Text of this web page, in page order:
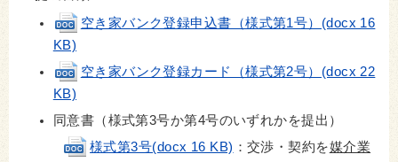
空き家バンク登録申込書（様式第1号）(docx 16
KB)
空き家バンク登録カード（様式第2号）(docx 22
KB)
同意書（様式第3号か第4号のいずれかを提出）
様式第3号(docx 16 KB) ：交渉・契約を媒介業